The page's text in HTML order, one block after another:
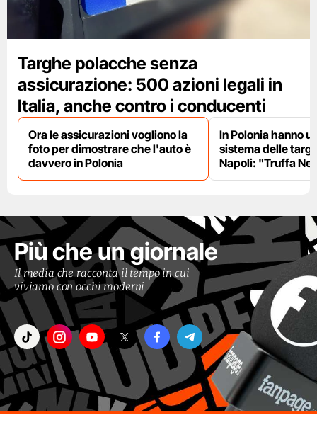
Targhe polacche senza
assicurazione: 500 azioni legali in
Italia, anche contro i conducenti
Ora le assicurazioni vogliono la
foto per dimostrare che l'auto è
davvero in Polonia
In Polonia hanno
sistema delle
Napoli: "Truffa
Più che un giornale
Il media che racconta il tempo in cui
viviamo con occhi moderni